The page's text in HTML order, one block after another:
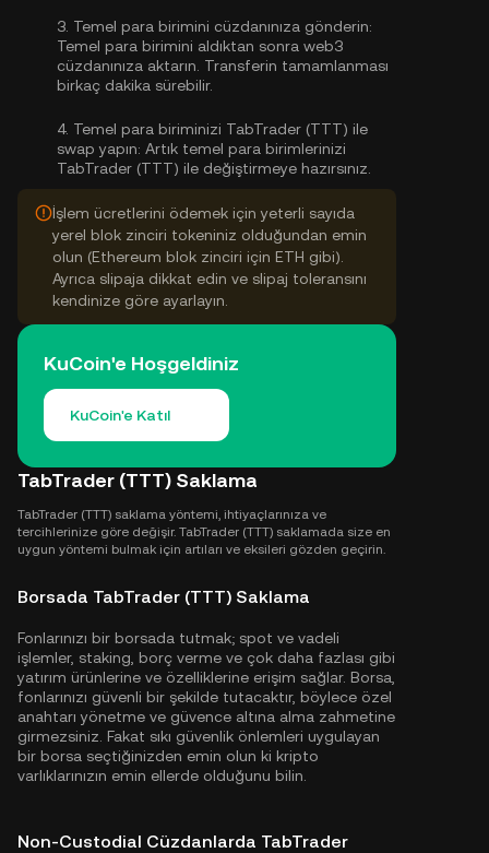
3. Temel para birimini cüzdanınıza gönderin:
Temel para birimini aldıktan sonra web3
cüzdanınıza aktarın. Transferin tamamlanması
birkaç dakika sürebilir.
4. Temel para biriminizi TabTrader (TTT) ile
swap yapın: Artık temel para birimlerinizi
TabTrader (TTT) ile değiştirmeye hazırsınız.
İşlem ücretlerini ödemek için yeterli sayıda
yerel blok zinciri tokeniniz olduğundan emin
olun (Ethereum blok zinciri için ETH gibi).
Ayrıca slipaja dikkat edin ve slipaj toleransını
kendinize göre ayarlayın.
KuCoin'e Hoşgeldiniz
KuCoin'e Katıl
TabTrader (TTT) Saklama
TabTrader (TTT) saklama yöntemi, ihtiyaçlarınıza ve
tercihlerinize göre değişir. TabTrader (TTT) saklamada size en
uygun yöntemi bulmak için artıları ve eksileri gözden geçirin.
Borsada TabTrader (TTT) Saklama
Fonlarınızı bir borsada tutmak; spot ve vadeli
işlemler, staking, borç verme ve çok daha fazlası gibi
yatırım ürünlerine ve özelliklerine erişim sağlar. Borsa,
fonlarınızı güvenli bir şekilde tutacaktır, böylece özel
anahtarı yönetme ve güvence altına alma zahmetine
girmezsiniz. Fakat sıkı güvenlik önlemleri uygulayan
bir borsa seçtiğinizden emin olun ki kripto
varlıklarınızın emin ellerde olduğunu bilin.
Non-Custodial Cüzdanlarda TabTrader